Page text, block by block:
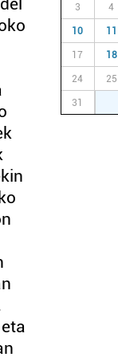
3 4
10 11
17 18
24 25
31